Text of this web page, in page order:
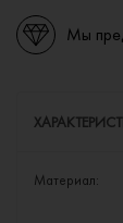
Мы
Материал: